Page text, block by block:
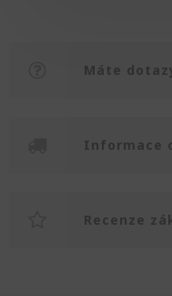
Máte
Informace
Recenze